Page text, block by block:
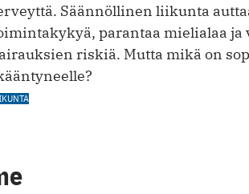
Säännöllinen liikunta
parantaa mielialaa ja
riskiä. Mutta mikä on